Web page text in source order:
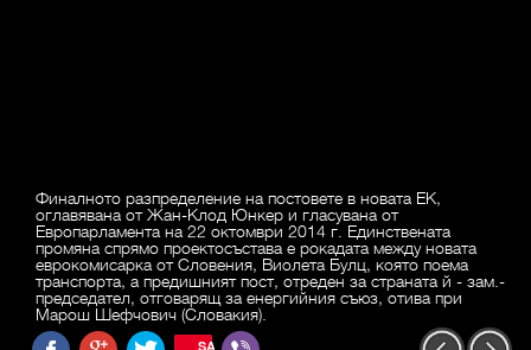
Финалното разпределение на постовете в новата ЕК,
оглавявана от Жан-Клод Юнкер и гласувана от
Европарламента на 22 октомври 2014 г. Единствената
промяна спрямо проектосъстава е рокадата между новата
еврокомисарка от Словения, Виолета Булц, която поема
транспорта, а предишният пост, отреден за страната й - зам.-
председател, отговарящ за енергийния съюз, отива при
Марош Шефчович (Словакия).
SAVE